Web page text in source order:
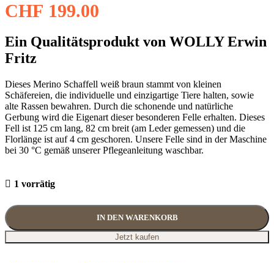
CHF 199.00
Ein Qualitätsprodukt von WOLLY Erwin
Fritz
Dieses Merino Schaffell weiß braun stammt von kleinen
Schäfereien, die individuelle und einzigartige Tiere halten, sowie
alte Rassen bewahren. Durch die schonende und natürliche
Gerbung wird die Eigenart dieser besonderen Felle erhalten. Dieses
Fell ist 125 cm lang, 82 cm breit (am Leder gemessen) und die
Florlänge ist auf 4 cm geschoren. Unsere Felle sind in der Maschine
bei 30 °C gemäß unserer Pflegeanleitung waschbar.
1 vorrätig
IN DEN WARENKORB
Jetzt kaufen